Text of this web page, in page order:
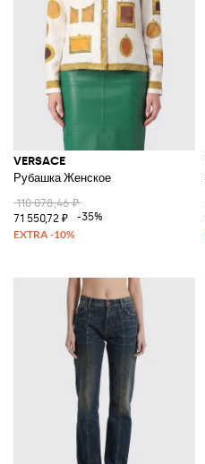
VERSACE
Рубашка Женское
110 078,46 ₽
71 550,72 ₽
-35%